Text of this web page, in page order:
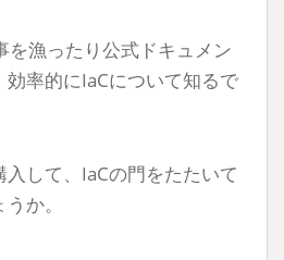
を漁ったり公式ドキュメン
効率的にIaCについて知るで
して、IaCの門をたたいて
か。